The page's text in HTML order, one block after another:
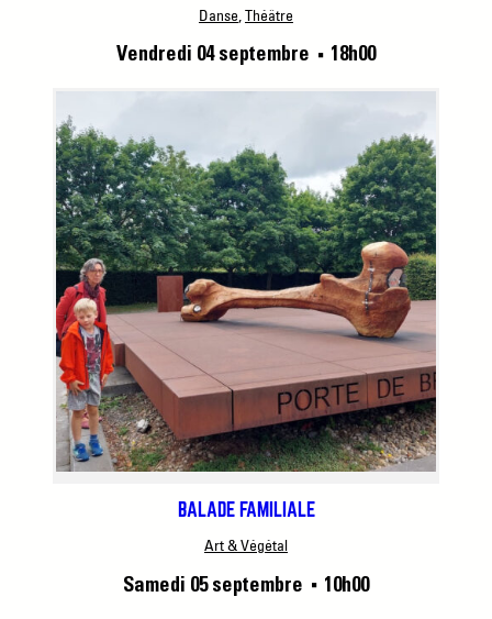
Danse, Théâtre
Vendredi 04 septembre ■ 18h00
BALADE FAMILIALE
Art & Végétal
Samedi 05 septembre ■ 10h00